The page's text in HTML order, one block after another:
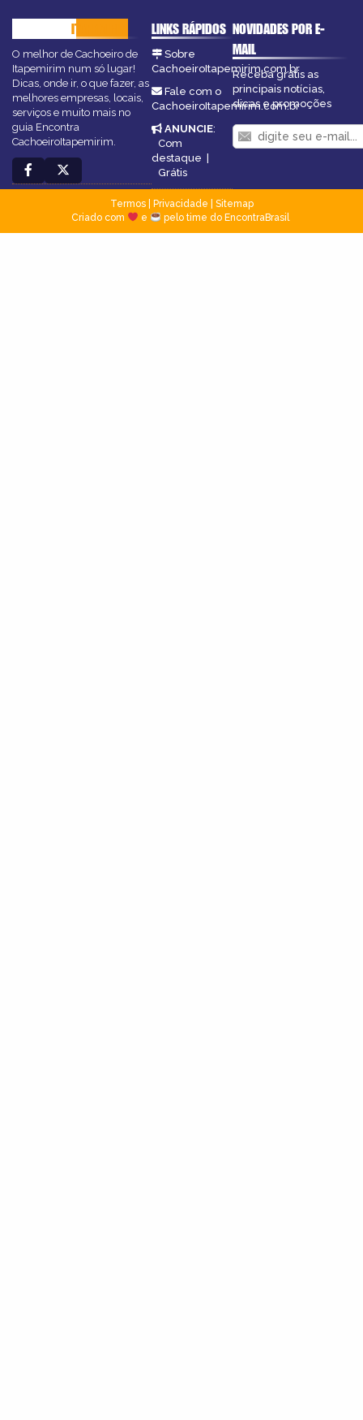
ITAPEMIRIM
O melhor de Cachoeiro de
Itapemirim num só lugar!
Dicas, onde ir, o que fazer, as
melhores empresas, locais,
serviços e muito mais no
guia Encontra
CachoeiroItapemirim.
LINKS RÁPIDOS
Sobre
CachoeiroItapemirim.com.br
Fale com o
CachoeiroItapemirim.com.br
ANUNCIE:
Com
destaque |
Grátis
NOVIDADES POR E-
MAIL
Receba grátis as
principais notícias,
dicas e promoções
Termos| Privacidade
Sitemap
Criado com
e pelo time do EncontraBrasil